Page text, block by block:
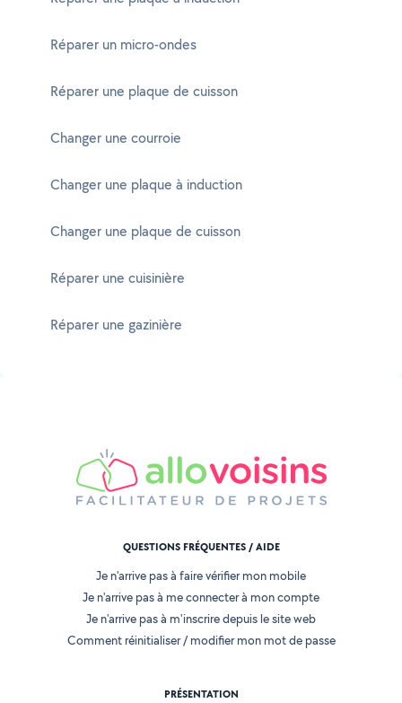
Réparer un micro-ondes
Réparer une plaque de cuisson
Changer une courroie
Changer une plaque à induction
Changer une plaque de cuisson
Réparer une cuisinière
Réparer une gazinière
QUESTIONS FRÉQUENTES / AIDE
Je n'arrive pas à faire vérifier mon mobile
Je n'arrive pas à me connecter à mon compte
Je n'arrive pas à m'inscrire depuis le site web
Comment réinitialiser / modifier mon mot de passe
PRÉSENTATION